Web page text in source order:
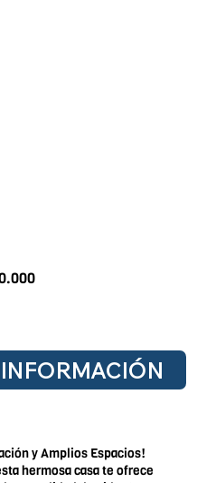
y Amplios Espacios!
hermosa casa te ofrece